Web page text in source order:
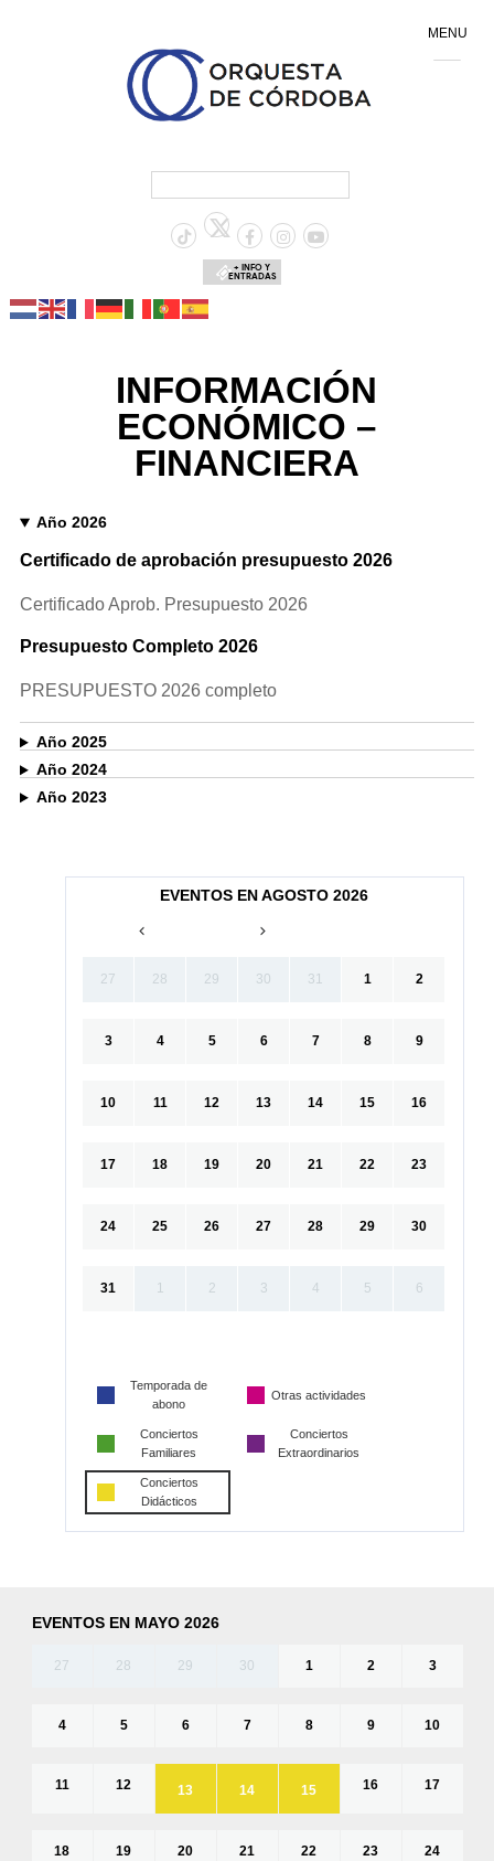
+ INFO Y
ENTRADAS
INFORMACIÓN
ECONÓMICO –
FINANCIERA
Año 2026
Certificado de aprobación presupuesto 2026
Certificado Aprob. Presupuesto 2026
Presupuesto Completo 2026
PRESUPUESTO 2026 completo
Año 2025
Año 2024
Año 2023
EVENTOS EN AGOSTO 2026
27 28 29 30 31 1 2
3 4 5 6 7 8 9
10 11 12 13 14 15 16
17 18 19 20 21 22 23
24 25 26 27 28 29 30
31 1 2 3 4 5 6
Temporada de
abono
Otras actividades
Conciertos
Familiares
Conciertos
Extraordinarios
Conciertos
Didácticos
EVENTOS EN MAYO 2026
27 28 29 30 1 2 3
4 5 6 7 8 9 10
11 12 13 14 15 16 17
18 19 20 21 22 23 24
MENU